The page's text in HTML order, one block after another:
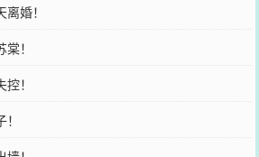
婚！
！
！